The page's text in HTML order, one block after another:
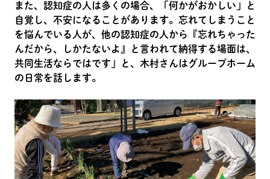
また、認知症の人は多くの場合、「何かがおかしい」と
自覚し、不安になることがあります。忘れてしまうこと
を悩んでいる人が、他の認知症の人から『忘れちゃった
んだから、しかたないよ』と言われて納得する場面は、
共同生活ならではです」と、木村さんはグループホーム
の日常を話します。